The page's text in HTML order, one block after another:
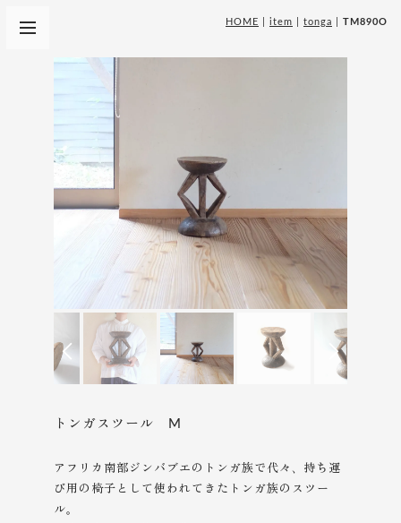
HOME item tonga TM890O
トンガスツール M
アフリカ南部ジンバブエのトンガ族で代々、持ち運
び用の椅子として使われてきたトンガ族のスツー
ル。